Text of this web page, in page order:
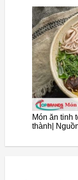
Món ăn tinh
thành|